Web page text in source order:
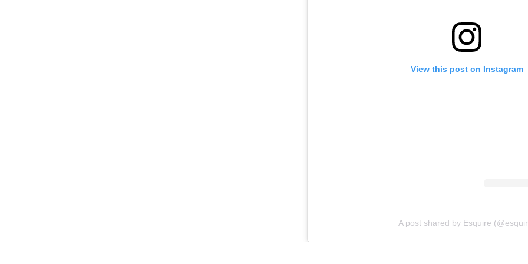
View this post on Instagram
A post shared by Esquire